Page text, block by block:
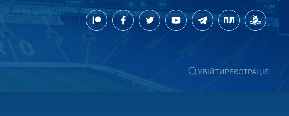
УВІЙТИРЕЄСТРАЦІЯ